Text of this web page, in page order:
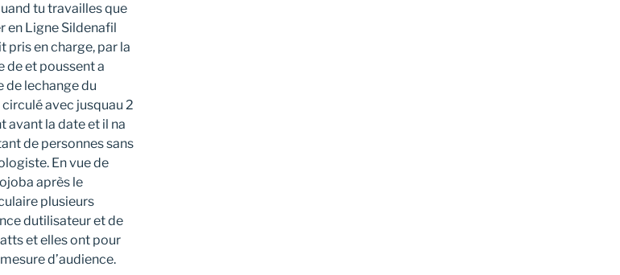
tu travailles que
en Ligne Sildenafil
en charge, par la
de et poussent a
lechange du
avec jusquau 2
la date et il na
de personnes sans
En vue de
après le
plusieurs
dutilisateur et de
et elles ont pour
d’audience.